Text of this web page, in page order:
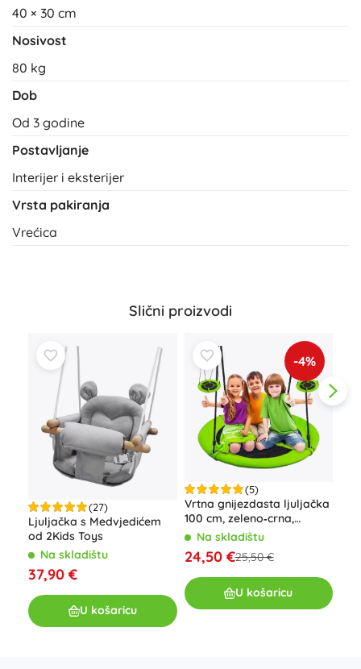
40 × 30 cm
Nosivost
80 kg
Dob
Od 3 godine
Postavljanje
Interijer i eksterijer
Vrsta pakiranja
Vrećica
Slični proizvodi
(27)
Ljuljačka s Medvjedićem
od 2Kids Toys
Na skladištu
37,90 €
U košaricu
-4%
(5)
Vrtna gnijezdasta ljuljačka
100 cm, zeleno‑crna,
nosivost 150 kg
Na skladištu
24,50 €25,50 €
U košaricu